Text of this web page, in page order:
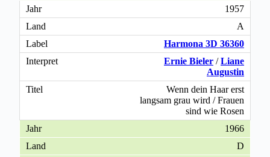
1957
A
Harmona 3D 36360
Ernie Bieler /Liane
Augustin
Wenn dein Haar erst
langsam grau wird / Frauen
sind wie Rosen
1966
D